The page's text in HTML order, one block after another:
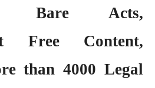
Bare Acts,
Free Content,
than 4000 Legal